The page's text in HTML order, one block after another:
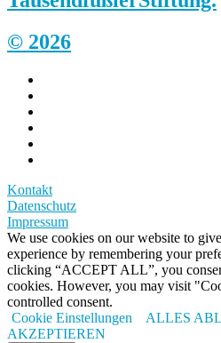
© 2026
Kontakt
Datenschutz
Impressum
We use cookies on our website to
experience by remembering your
clicking “ACCEPT ALL”, you
cookies. However, you may visit
controlled consent.
Cookie Einstellungen
ALLES
AKZEPTIEREN